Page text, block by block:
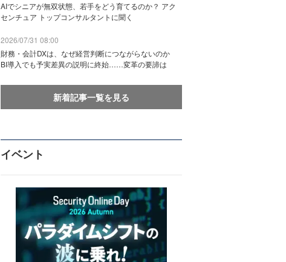
AIでシニアが無双状態、若手をどう育てるのか？ アク
センチュア トップコンサルタントに聞く
2026/07/31 08:00
財務・会計DXは、なぜ経営判断につながらないのか
BI導入でも予実差異の説明に終始……変革の要諦は
新着記事一覧を見る
イベント